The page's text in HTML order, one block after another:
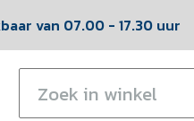
van 07.00 - 17.30 uur